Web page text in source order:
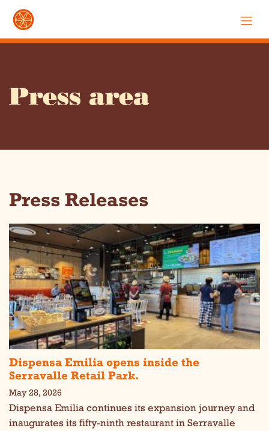
Press area
Press Releases
Dispensa Emilia opens inside the
Serravalle Retail Park.
May 28, 2026
Dispensa Emilia continues its expansion journey and
inaugurates its fifty-ninth restaurant in Serravalle